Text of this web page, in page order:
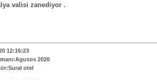
valisi zanediyor .
12:16:23
2020
otel